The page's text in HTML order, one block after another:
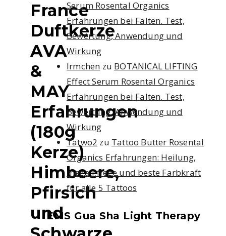
France
Duftkerze
AVA
&
MAY
Erfahrungen
(180g
Kerze)
Himbeere,
Pfirsich
und
Serum Rosental Organics
Erfahrungen bei Falten. Test,
Bewertung, Anwendung und
Wirkung
Irmchen zu BOTANICAL LIFTING
Effect Serum Rosental Organics
Erfahrungen bei Falten. Test,
Bewertung, Anwendung und
Wirkung
Tatwo2 zu Tattoo Butter Rosental
Organics Erfahrungen: Heilung,
mega Pflege und beste Farbkraft
für alle 5 Tattoos
EMS Gua Sha Light Therapy